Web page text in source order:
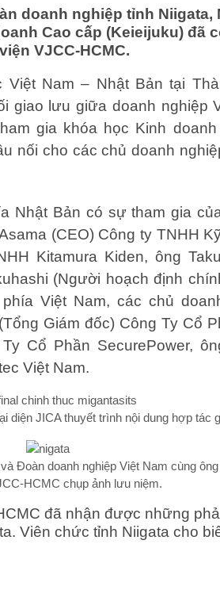
doanh nghiệp tỉnh Niigata,
Cao cấp (Keieijuku) đã
VJCC-HCMC.
Nam – Nhật Bản tại
giao lưu giữa doanh nghiệp
gia khóa học Kinh doanh
nối cho các chủ doanh
Nhật Bản có sự tham gia
(CEO) Công ty TNHH
Kitamura Kiden, ông
(Người hoạch định
Việt Nam, các chủ
Giám đốc) Công Ty Cổ
Cổ Phần SecurePower,
Việt Nam.
diện JICA thuyết trình nội dung hợp tác
Đoàn doanh nghiệp Việt Nam cùng
HCMC chụp ảnh lưu niệm.
đã nhận được những
Viên chức tỉnh Niigata cho